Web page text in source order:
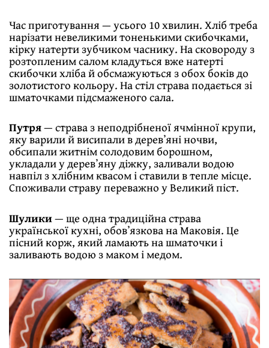
Час приготування — усього 10 хвилин. Хліб треба
нарізати невеликими тоненькими скибочками,
кірку натерти зубчиком часнику. На сковороду з
розтопленим салом кладуться вже натерті
скибочки хліба й обсмажуються з обох боків до
золотистого кольору. На стіл страва подається зі
шматочками підсмаженого сала.
Путря— страва з неподрібненої ячмінної крупи,
яку варили й висипали в деревʼяні ночви,
обсипали житнім солодовим борошном,
укладали у деревʼяну діжку, заливали водою
навпіл з хлібним квасом і ставили в тепле місце.
Споживали страву переважно у Великий піст.
Шулики— ще одна традиційна страва
української кухні, обовʼязкова на Маковія. Це
пісний корж, який ламають на шматочки і
заливають водою з маком і медом.